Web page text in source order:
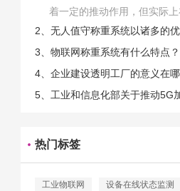
着一定的推动作用，但实际
中，能够推动相关产业发展的
的。那么为什么企业一定需要
2、无人值守称重系统以诸多的
3、物联网称重系统有什么特点？
4、企业建设透明工厂的意义在哪
5、工业和信息化部关于推动5G
热门标签
工业物联网 设备在线状态监测